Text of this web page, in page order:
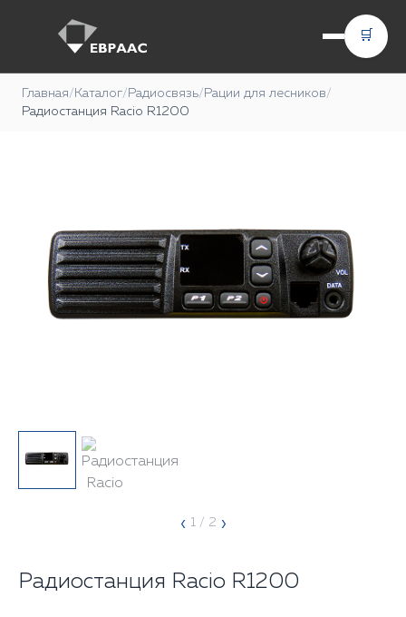
🛒
Главная/ Каталог/ Радиосвязь/ Рации для лесников/
Радиостанция Racio R1200
‹ 1/ 2 ›
Радиостанция Racio R1200